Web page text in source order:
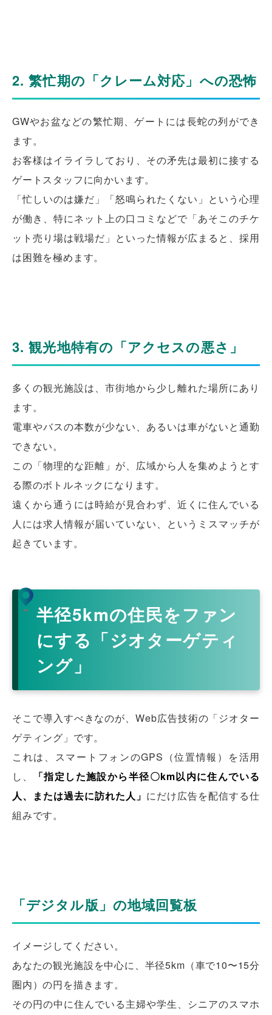
2. 繁忙期の「クレーム対応」への恐怖
GWやお盆などの繁忙期、ゲートには長蛇の列ができ
ます。
お客様はイライラしており、その矛先は最初に接する
ゲートスタッフに向かいます。
「忙しいのは嫌だ」「怒鳴られたくない」という心理
が働き、特にネット上の口コミなどで「あそこのチケ
ット売り場は戦場だ」といった情報が広まると、採用
は困難を極めます。
3. 観光地特有の「アクセスの悪さ」
多くの観光施設は、市街地から少し離れた場所にあり
ます。
電車やバスの本数が少ない、あるいは車がないと通勤
できない。
この「物理的な距離」が、広域から人を集めようとす
る際のボトルネックになります。
遠くから通うには時給が見合わず、近くに住んでいる
人には求人情報が届いていない、というミスマッチが
起きています。
半径5kmの住民をファン
にする「ジオターゲティ
ング」
そこで導入すべきなのが、Web広告技術の「ジオター
ゲティング」です。
これは、スマートフォンのGPS（位置情報）を活用
し、
「指定した施設から半径〇km以内に住んでいる
人、または過去に訪れた人」 にだけ広告を配信する仕
組みです。
「デジタル版」の地域回覧板
イメージしてください。
あなたの観光施設を中心に、半径5km（車で10〜15分
圏内）の円を描きます。
その円の中に住んでいる主婦や学生、シニアのスマホ